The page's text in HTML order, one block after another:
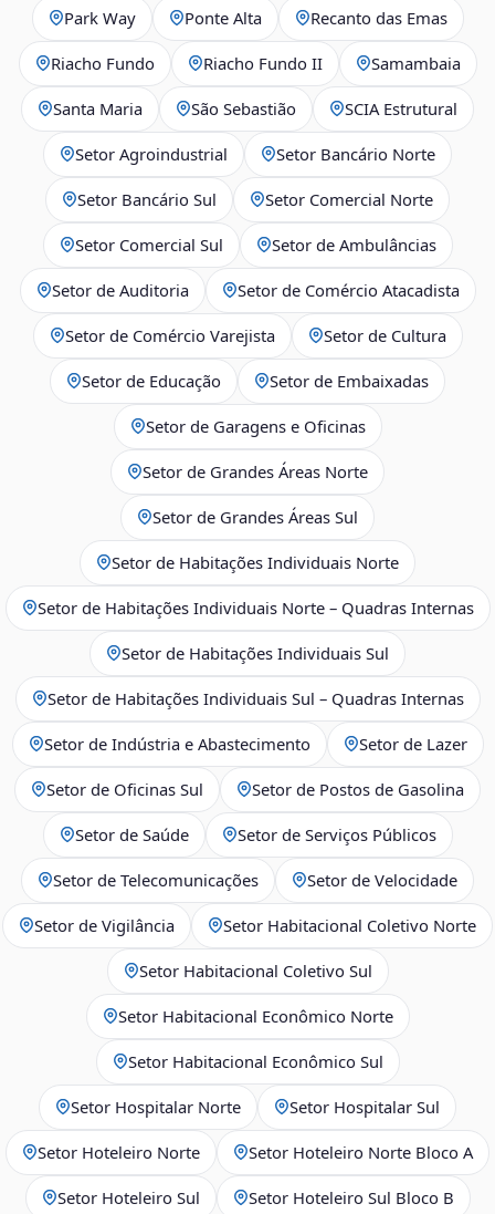
Park Way Ponte Alta Recanto das Emas
Riacho Fundo Riacho Fundo II Samambaia
Santa Maria São Sebastião SCIA Estrutural
Setor Agroindustrial Setor Bancário Norte
Setor Bancário Sul Setor Comercial Norte
Setor Comercial Sul Setor de Ambulâncias
Setor de Auditoria Setor de Comércio Atacadista
Setor de Comércio Varejista Setor de Cultura
Setor de Educação Setor de Embaixadas
Setor de Garagens e Oficinas
Setor de Grandes Áreas Norte
Setor de Grandes Áreas Sul
Setor de Habitações Individuais Norte
Setor de Habitações Individuais Norte – Quadras Internas
Setor de Habitações Individuais Sul
Setor de Habitações Individuais Sul – Quadras Internas
Setor de Indústria e Abastecimento Setor de Lazer
Setor de Oficinas Sul Setor de Postos de Gasolina
Setor de Saúde Setor de Serviços Públicos
Setor de Telecomunicações Setor de Velocidade
Setor de Vigilância Setor Habitacional Coletivo Norte
Setor Habitacional Coletivo Sul
Setor Habitacional Econômico Norte
Setor Habitacional Econômico Sul
Setor Hospitalar Norte Setor Hospitalar Sul
Setor Hoteleiro Norte Setor Hoteleiro Norte Bloco A
Setor Hoteleiro Sul Setor Hoteleiro Sul Bloco B